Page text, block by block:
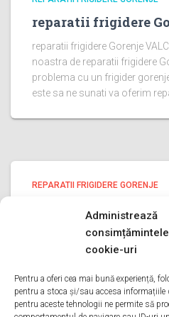
Administrează
cookie-uri
Pentru a oferi cea mai bună experiență,
pentru a stoca și/sau accesa
pentru aceste tehnologii ne permite să
reparatii frigidere
reparatii frigidere Gorenje
noastra de reparatii frigidere
problema cu un frigider
este sa ne sunati va oferim
REPARATII FRIGIDERE GORENJE
reparatii frigidere
reparatii frigidere Gorenje
pagina noastra de reparatii
faceti este sa ne sunati va
Citește mai mult